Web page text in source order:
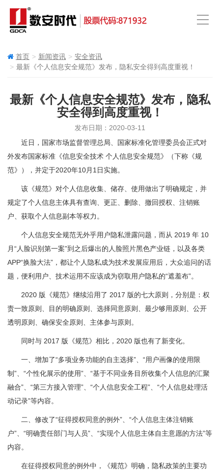
首页 新闻资讯
安全资讯
最新《个人信息安全规范》发布，隐私安全得到高度重视！
最新《个人信息安全规范》发布，隐私
安全得到高度重视！
发布日期：2020-03-11
近日，国家市场监督管理总局、国家标准化管理委员会正式对
外发布国家标准《信息安全技术 个人信息安全规范》（下称《规
范》），并定于2020年10月1日实施。
该《规范》对个人信息收集、储存、使用做出了明确规定，并
规定了个人信息主体具有查询、更正、删除、撤回授权、注销账
户、获取个人信息副本等权力。
个人信息安全规范无外乎用户隐私泄露问题，而从 2019 年 10
月“人脸识别第一案”到之后爆出的人脸照片黑色产业链，以及各类
APP“换脸大法”，都让个人隐私成为技术发展应用后，大众追问的话
题，便利用户、技术运用不应该成为窃取用户隐私的“遮羞布”。
2020 版《规范》继续沿用了 2017 版的七大原则，分别是：权
责一致原则、目的明确原则、选择同意原则、最少够用原则、公开
透明原则、确保安全原则、主体参与原则。
同时与 2017 版《规范》相比，2020 版也有了新变化。
一、增加了“多项业务功能的自主选择”、“用户画像的使用限
制”、“个性化展示的使用”、“基于不同业务目所收集个人信息的汇聚
融合”、“第三方接入管理”、“个人信息安全工程”、“个人信息处理活
动记录”等内容。
二、修改了“征得授权同意的例外”、“个人信息主体注销账
户”、“明确责任部门与人员”、“实现个人信息主体自主意愿的方法”等
内容。
在征得授权同意的例外中，《规范》明确，隐私政策的主要功